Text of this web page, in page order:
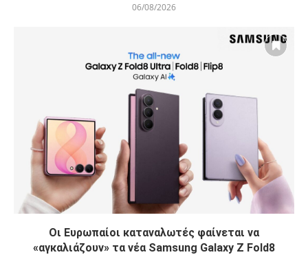
06/08/2026
Οι Ευρωπαίοι καταναλωτές φαίνεται να
«αγκαλιάζουν» τα νέα Samsung Galaxy Z Fold8